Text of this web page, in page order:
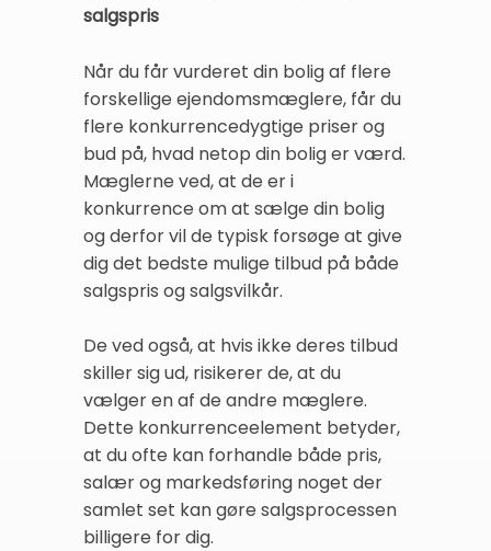
salgspris
Når du får vurderet din bolig af flere
forskellige ejendomsmæglere, får du
flere konkurrencedygtige priser og
bud på, hvad netop din bolig er værd.
Mæglerne ved, at de er i
konkurrence om at sælge din bolig
og derfor vil de typisk forsøge at give
dig det bedste mulige tilbud på både
salgspris og salgsvilkår.
De ved også, at hvis ikke deres tilbud
skiller sig ud, risikerer de, at du
vælger en af de andre mæglere.
Dette konkurrenceelement betyder,
at du ofte kan forhandle både pris,
salær og markedsføring noget der
samlet set kan gøre salgsprocessen
billigere for dig.